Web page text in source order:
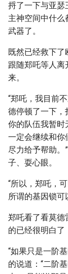
捋了一下与亚瑟
主神空间中什
武器了。
既然已经救下
跟随郑吒等人离
来。
“郑吒，我目前
德停顿了一下，
你的队伍我暂时
一定会继续和你
尽力给予帮助。
子、耍心眼。
“所以，郑吒，
所谓的基因锁可
郑吒看了看莫德
的已经很明白了
“如果只是一阶
的说道：“二阶